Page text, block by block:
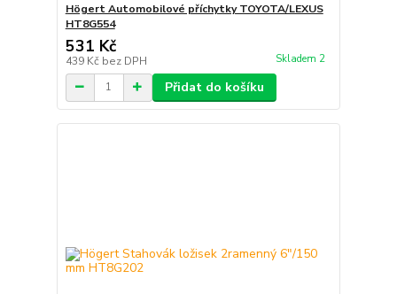
Högert Automobilové příchytky TOYOTA/LEXUS
HT8G554
531 Kč
439 Kč bez DPH Skladem 2
Přidat do košíku